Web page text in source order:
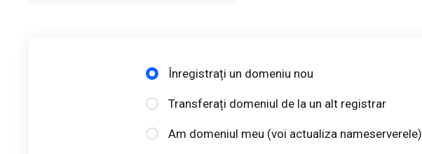
Înregistrați un domeniu nou
Transferați domeniul de la un alt registrar
Am domeniul meu (voi actualiza nameserverele)